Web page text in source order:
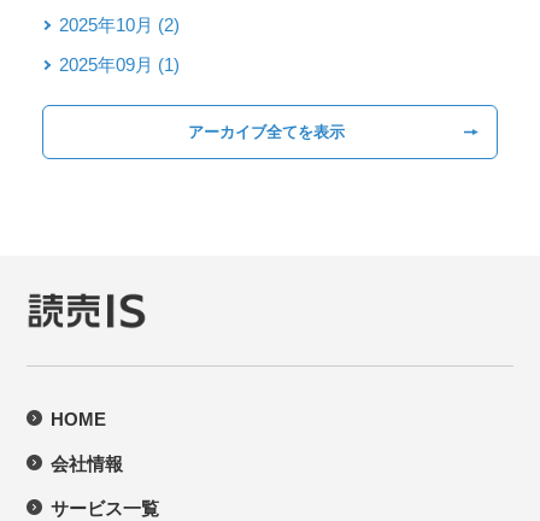
2025年10月 (2)
2025年09月 (1)
アーカイブ全てを表示
HOME
会社情報
サービス一覧